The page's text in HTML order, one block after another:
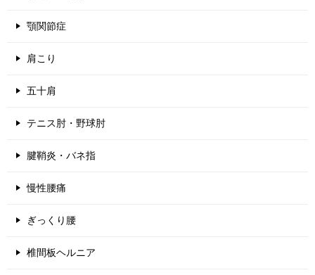
顎関節症
肩こり
五十肩
テニス肘・野球肘
腱鞘炎・バネ指
慢性腰痛
ぎっくり腰
椎間板ヘルニア